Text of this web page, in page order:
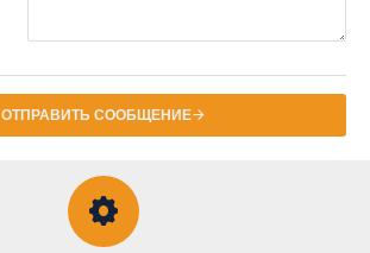
ОТПРАВИТЬ СООБЩЕНИЕ